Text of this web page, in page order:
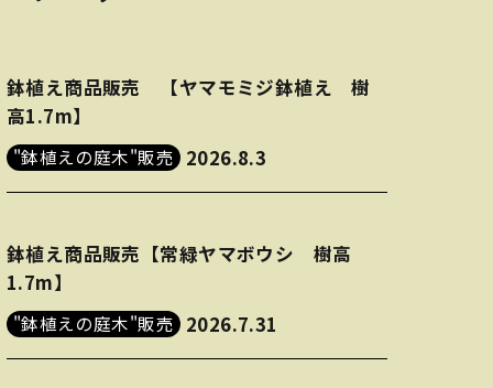
鉢植え商品販売 【ヤマモミジ鉢植え 樹
高1.7m】
"鉢植えの庭木"販売 2026.8.3
鉢植え商品販売【常緑ヤマボウシ 樹高
1.7m】
"鉢植えの庭木"販売 2026.7.31